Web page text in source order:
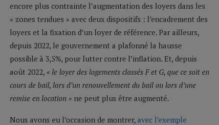
encore plus contrainte l’augmentation des loyers dans les
« zones tendues » avec deux dispositifs : l’encadrement des
loyers et la fixation d’un loyer de référence. Par ailleurs,
depuis 2022, le gouvernement a plafonné la hausse
possible à 3,5%, pour lutter contre l’inflation. Et, depuis
août 2022, « le loyer des logements classés F et G, que ce soit en
cours de bail, lors d’un renouvellement du bail ou lors d’une
remise en location » ne peut plus être augmenté.
Nous avons eu l’occasion de montrer, avec l’exemple